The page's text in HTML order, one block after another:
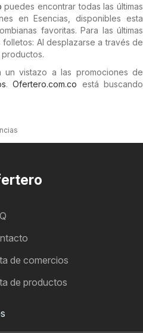
puedes encontrar todas las últimas
en Esencias, disponibles esta
favoritas. Para las últimas
Al desplazarse a través de
un vistazo a las promociones de
.Ofertero.com.co está buscando
de comercios
de productos